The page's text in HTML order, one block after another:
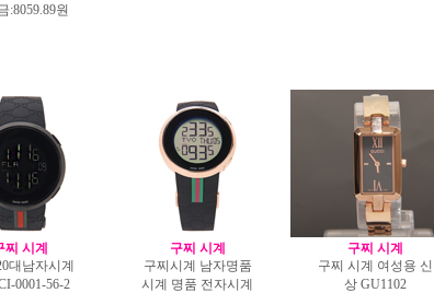
:8059.89원
찌 시계
대남자시계
0001-56-2
구찌 시계
구찌시계 남자명품
시계 명품 전자시계
구찌 시계
구찌 시계 여성용 신
상 GU1102